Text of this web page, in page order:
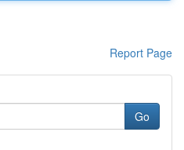
Report Page
Go